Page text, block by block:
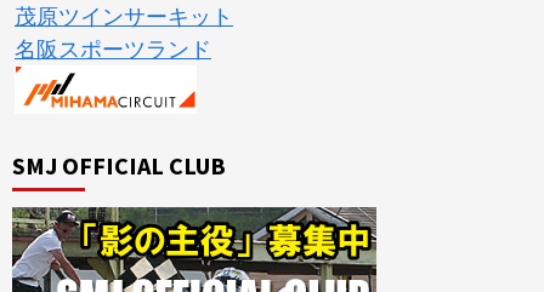
茂原ツインサーキット
名阪スポーツランド
SMJ OFFICIAL CLUB